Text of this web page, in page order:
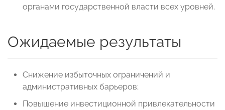
органами государственной власти всех уровней.
Ожидаемые результаты
Снижение избыточных ограничений и
административных барьеров;
Повышение инвестиционной привлекательности